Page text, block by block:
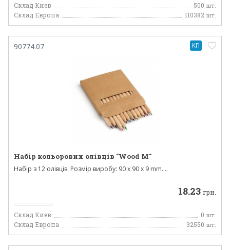
Склад Киев 500 шт.
Склад Европа 110382 шт.
90774.07
Набір кольорових олівців "Wood M"
Набір з 12 олівців. Розмір виробу: 90 x 90 x 9 mm....
18.23 грн.
Склад Киев 0 шт.
Склад Европа 32550 шт.
КП